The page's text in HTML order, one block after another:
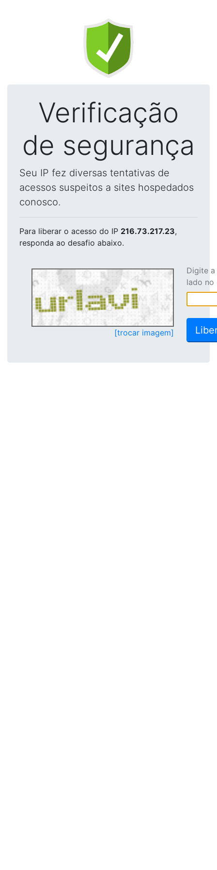
Verificação
de segurança
Seu IP fez diversas tentativas de
acessos suspeitos a sites hospedados
conosco.
Para liberar o acesso do IP 216.73.217.23,
responda ao desafio abaixo.
[trocar imagem]
Digite
lado no